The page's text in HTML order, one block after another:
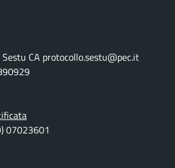
CA protocollo.sestu@pec.it
07023601